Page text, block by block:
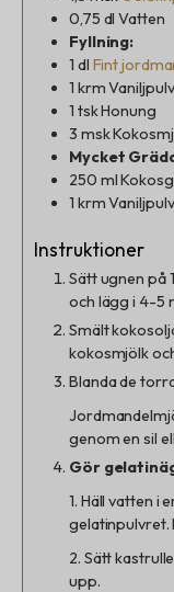
0,75 dl Vatten
Fyllning:
1 dl Fint
1 krm
1 tskHonung
3 msk
Mycket
250 ml
1 krm
Instruktioner
Sätt ugnen på
och lägg i 4-5
Smält
kokosmjölk
Blanda de
genom en sil
Gör
1. Häll vatten i
gelatinpulvret.
2. Sätt
upp.